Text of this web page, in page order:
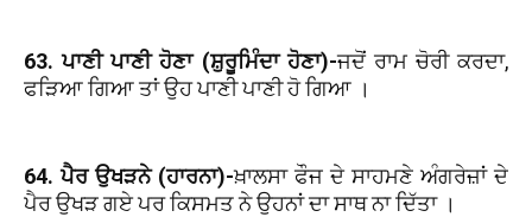
63. ਪਾਣੀ ਪਾਣੀ ਹੋਣਾ (ਸ਼ੁਰੂਮਿੰਦਾ ਹੋਣਾ)-ਜਦੋਂ ਰਾਮ ਚੋਰੀ ਕਰਦਾ,
ਫੜਿਆ ਗਿਆ ਤਾਂ ਉਹ ਪਾਣੀ ਪਾਣੀ ਹੋ ਗਿਆ ।
64. ਪੈਰ ਉਖੜਨੇ (ਹਾਰਨਾ)-ਖ਼ਾਲਸਾ ਫੌਜ ਦੇ ਸਾਹਮਣੇ ਅੰਗਰੇਜ਼ਾਂ ਦੇ
ਪੈਰ ਉਖੜ ਗਏ ਪਰ ਕਿਸਮਤ ਨੇ ਉਹਨਾਂ ਦਾ ਸਾਥ ਨਾ ਦਿੱਤਾ ।